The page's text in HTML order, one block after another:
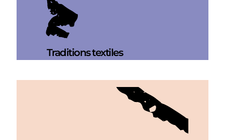
Traditions textiles